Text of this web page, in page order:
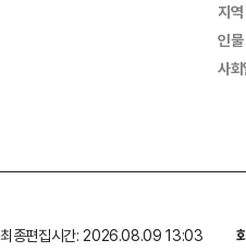
지역
인물
사
최종편집시간: 2026.08.09 13:03